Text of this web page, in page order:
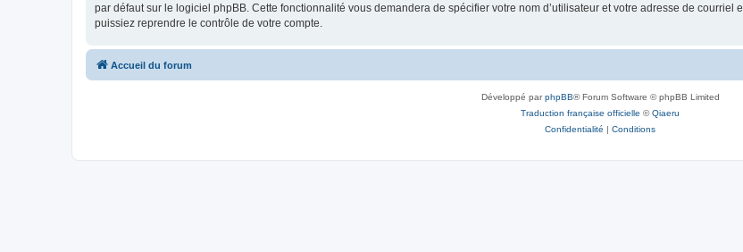
par défaut sur le logiciel phpBB. Cette fonctionnalité vous demandera de spécifier votre nom d’utilisateur et votre adresse de
puissiez reprendre le contrôle de votre compte.
Accueil du forum
Développé parphpBB® Forum Software © phpBB Limited
Traduction française officielle ©Qiaeru
Confidentialité | Conditions